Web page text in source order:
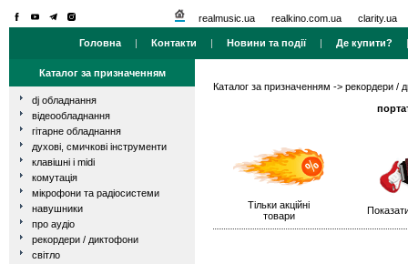
realmusic.ua realkino.com.ua clarity.ua
Головна | Контакти | Новини та події| Де купити?
Каталог за призначенням
dj обладнання
відеообладнання
гітарне обладнання
духові, смичкові інструменти
клавішні і midi
комутація
мікрофони та радіосистеми
навушники
про аудіо
рекордери / диктофони
світло
Каталог за призначенням -> рекордери /
Тільки акційні
товари